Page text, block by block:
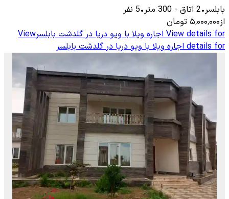
بابلسر•
2 اتاق -
300 متر•
5 نفر
از۵٬۰۰۰٬۰۰۰ تومان
View details for اجاره ویلا با ویو دریا در گلدشت بابلسرView
details for اجاره ویلا با ویو دریا در گلدشت بابلسر